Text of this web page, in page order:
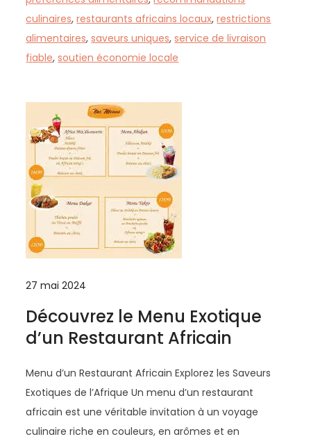
culinaires,restaurants africains locaux,restrictions
alimentaires,saveurs uniques,service de livraison
fiable,soutien économie locale
27 mai 2024
Découvrez le Menu Exotique
d’un Restaurant Africain
Menu d’un Restaurant Africain Explorez les Saveurs
Exotiques de l’Afrique Un menu d’un restaurant
africain est une véritable invitation à un voyage
culinaire riche en couleurs, en arômes et en